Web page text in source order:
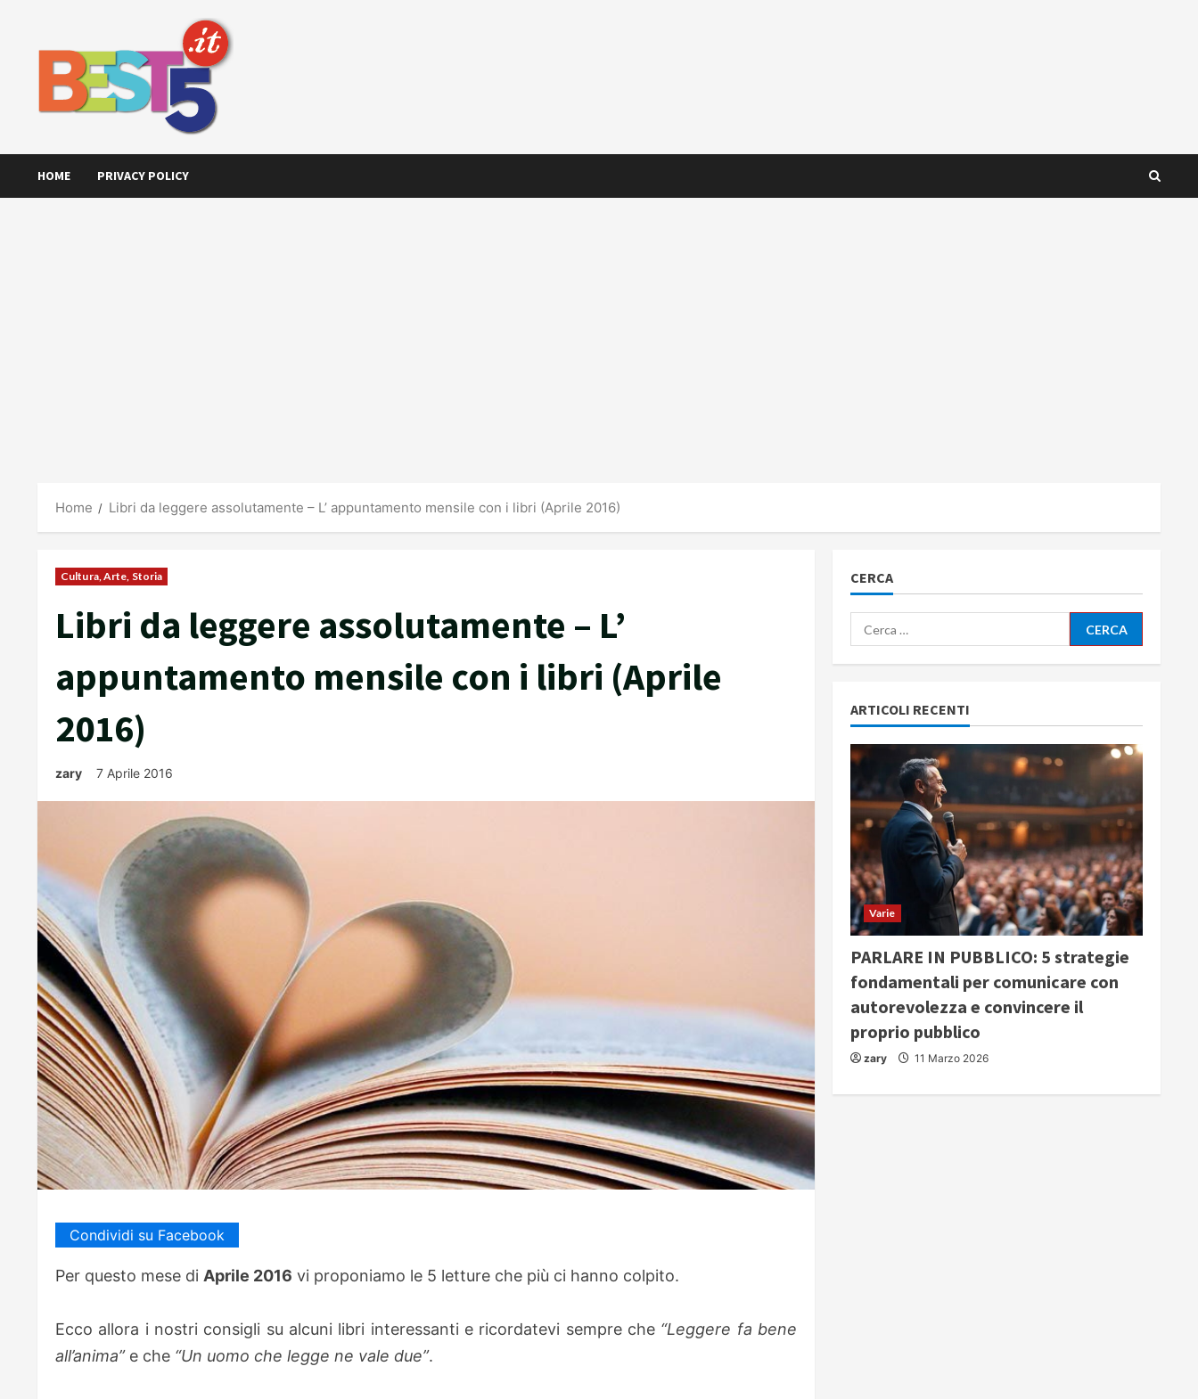
HOME PRIVACY POLICY
Home Libri da leggere assolutamente – L’ appuntamento mensile con i libri (Aprile 2016)
Cultura, Arte, Storia
Libri da leggere assolutamente – L’
appuntamento mensile con i libri (Aprile
2016)
zary 7 Aprile 2016
Condividi su Facebook
Per questo mese di Aprile 2016 vi proponiamo le 5 letture che più ci hanno colpito.
Ecco allora i nostri consigli su alcuni libri interessanti e ricordatevi sempre che “Leggere fa bene
all’anima”e che “Un uomo che legge ne vale due”.
CERCA
Ricerca
per:
ARTICOLI RECENTI
Varie
PARLARE IN PUBBLICO: 5 strategie
fondamentali per comunicare con
autorevolezza e convincere il
proprio pubblico
zary 11 Marzo 2026